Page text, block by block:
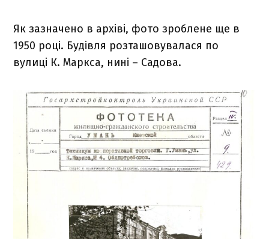
Як зазначено в архіві, фото зроблене ще в
1950 році. Будівля розташовувалася по
вулиці К. Маркса, нині – Садова.